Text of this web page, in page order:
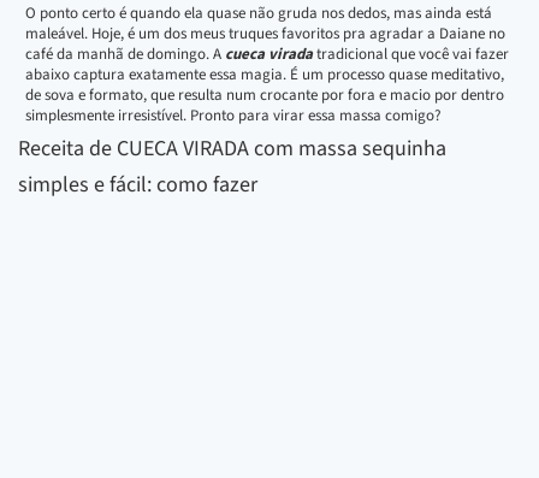
O ponto certo é quando ela quase não gruda nos dedos, mas ainda está
maleável. Hoje, é um dos meus truques favoritos pra agradar a Daiane no
café da manhã de domingo. A cueca viradatradicional que você vai fazer
abaixo captura exatamente essa magia. É um processo quase meditativo,
de sova e formato, que resulta num crocante por fora e macio por dentro
simplesmente irresistível. Pronto para virar essa massa comigo?
Receita de CUECA VIRADA com massa sequinha
simples e fácil: como fazer